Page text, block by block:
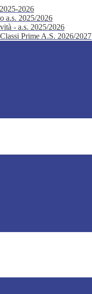
2026
a.s. 2025/2026
- a.s. 2025/2026
Prime A.S. 2026/2027